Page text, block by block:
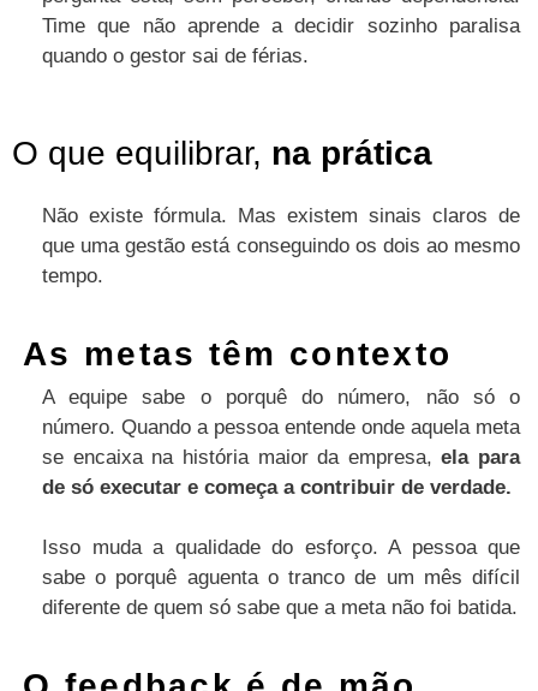
Time que não aprende a decidir sozinho paralisa
quando o gestor sai de férias.
O que equilibrar, na prática
Não existe fórmula. Mas existem sinais claros de
que uma gestão está conseguindo os dois ao mesmo
tempo.
As metas têm contexto
A equipe sabe o porquê do número, não só o
número. Quando a pessoa entende onde aquela meta
se encaixa na história maior da empresa, ela para
de só executar e começa a contribuir de verdade.
Isso muda a qualidade do esforço. A pessoa que
sabe o porquê aguenta o tranco de um mês difícil
diferente de quem só sabe que a meta não foi batida.